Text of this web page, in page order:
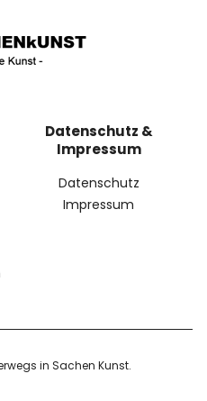
Datenschutz &
Impressum
Datenschutz
Impressum
in Sachen Kunst